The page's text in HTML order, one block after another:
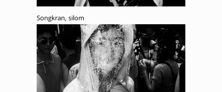
Songkran, silom